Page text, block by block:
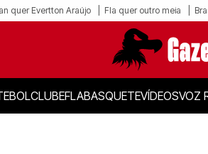
quer Evertton Araújo Fla quer outro meia
CLUBEFLABASQUETEVÍDEOSVOZ